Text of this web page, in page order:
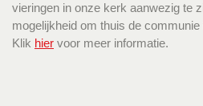
vieringen in onze kerk aanwezig te
mogelijkheid om thuis de communie
Klik hier voor meer informatie.